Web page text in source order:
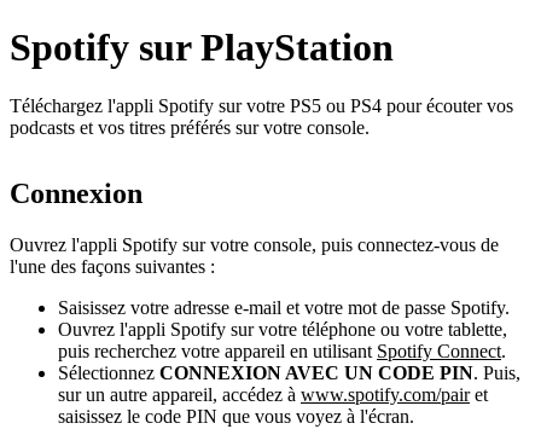
Spotify sur PlayStation
Téléchargez l'appli Spotify sur votre PS5 ou PS4 pour écouter vos
podcasts et vos titres préférés sur votre console.
Connexion
Ouvrez l'appli Spotify sur votre console, puis connectez-vous de
l'une des façons suivantes :
Saisissez votre adresse e-mail et votre mot de passe Spotify.
Ouvrez l'appli Spotify sur votre téléphone ou votre tablette,
puis recherchez votre appareil en utilisant Spotify Connect.
Sélectionnez CONNEXION AVEC UN CODE PIN. Puis,
sur un autre appareil, accédez à www.spotify.com/pairet
saisissez le code PIN que vous voyez à l'écran.